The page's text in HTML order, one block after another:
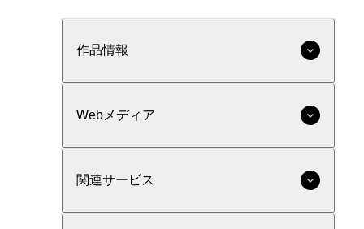
作品情報
Webメディア
関連サービス